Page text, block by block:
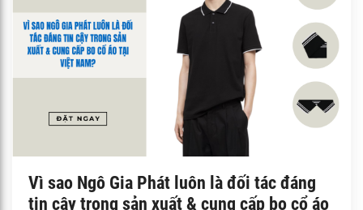
Vì sao Ngô Gia Phát luôn là đối tác đáng
tin cậy trong sản xuất & cung cấp bo cổ áo